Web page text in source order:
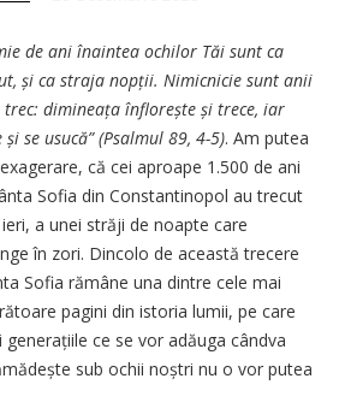
de ani înaintea ochilor Tăi sunt ca
și ca straja nopții. Nimicnicie sunt anii
dimineața înflorește și trece, iar
se usucă” (Psalmul 89, 4-5). Am putea
că cei aproape 1.500 de ani
Sofia din Constantinopol au trecut
a unei străji de noapte care
în zori. Dincolo de această trecere
Sofia rămâne una dintre cele mai
pagini din istoria lumii, pe care
ce se vor adăuga cândva
sub ochii noștri nu o vor putea